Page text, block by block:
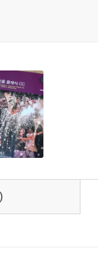
을 수 있습니다.